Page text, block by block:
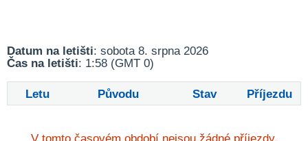
Datum na letišti: sobota 8. srpna 2026
Čas na letišti: 1:58 (GMT 0)
Letu Původu Stav Příjezdu